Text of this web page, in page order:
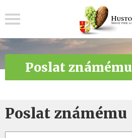
Poslat známému
Poslat známému